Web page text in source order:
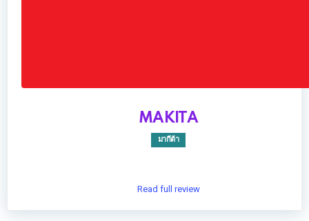
MAKITA
มากีต้า
Read full review